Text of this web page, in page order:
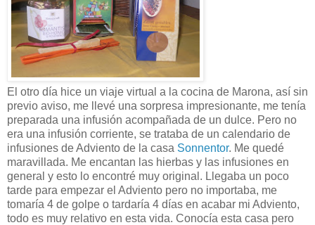
El otro día hice un viaje virtual a la cocina de Marona, así sin
previo aviso, me llevé una sorpresa impresionante, me tenía
preparada una infusión acompañada de un dulce. Pero no
era una infusión corriente, se trataba de un calendario de
infusiones de Adviento de la casa Sonnentor. Me quedé
maravillada. Me encantan las hierbas y las infusiones en
general y esto lo encontré muy original. Llegaba un poco
tarde para empezar el Adviento pero no importaba, me
tomaría 4 de golpe o tardaría 4 días en acabar mi Adviento,
todo es muy relativo en esta vida. Conocía esta casa pero